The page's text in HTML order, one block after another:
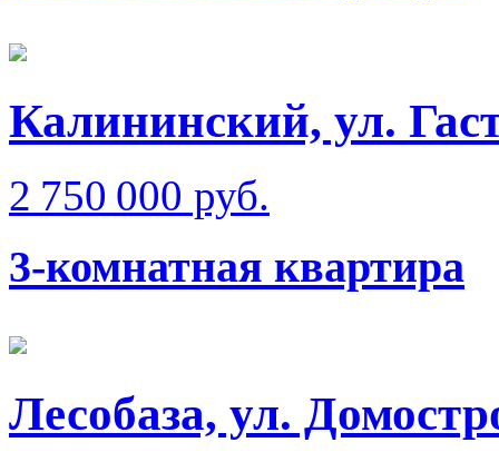
Калининский, ул.
2 750 000 руб.
3-комнатная квартира
Лесобаза, ул.